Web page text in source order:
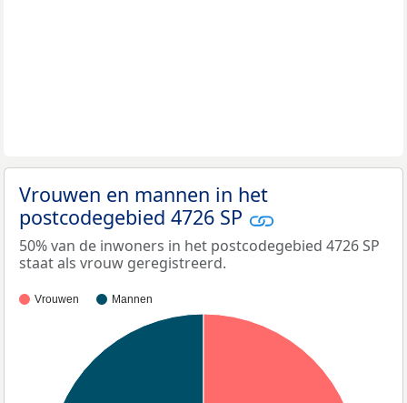
Vrouwen en mannen in het
postcodegebied 4726 SP
50% van de inwoners in het postcodegebied 4726 SP
staat als vrouw geregistreerd.
Vrouwen Mannen